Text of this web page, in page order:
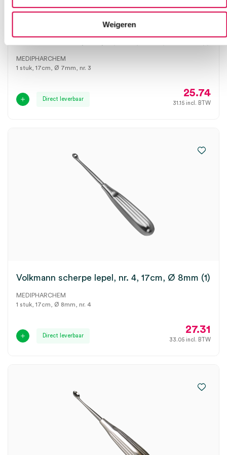
Weigeren
MEDIPHARCHEM
1 stuk, 17cm, Ø 7mm, nr. 3
Direct leverbaar
25.74
31.15 incl. BTW
Volkmann scherpe lepel, nr. 4, 17cm, Ø 8mm (1)
MEDIPHARCHEM
1 stuk, 17cm, Ø 8mm, nr. 4
Direct leverbaar
27.31
33.05 incl. BTW